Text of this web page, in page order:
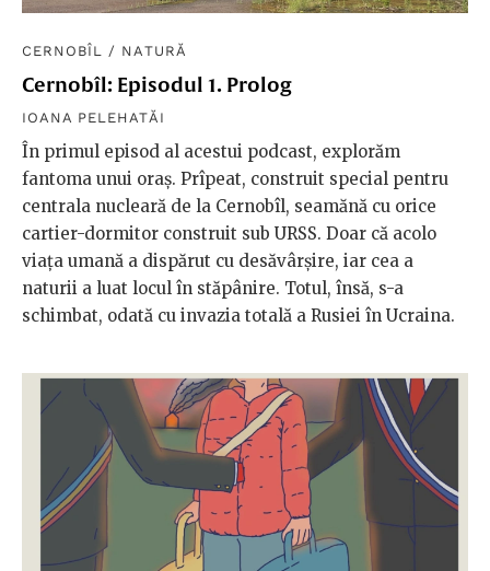
CERNOBÎL / NATURĂ
Cernobîl: Episodul 1. Prolog
IOANA PELEHATĂI
În primul episod al acestui podcast, explorăm
fantoma unui oraș. Prîpeat, construit special pentru
centrala nucleară de la Cernobîl, seamănă cu orice
cartier-dormitor construit sub URSS. Doar că acolo
viața umană a dispărut cu desăvârșire, iar cea a
naturii a luat locul în stăpânire. Totul, însă, s-a
schimbat, odată cu invazia totală a Rusiei în Ucraina.